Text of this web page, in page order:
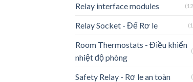
Relay interface modules
Relay Socket - Đế Rơ le
Room Thermostats - Điều khiển
nhiệt độ phòng
Safety Relay - Rơ le an toàn